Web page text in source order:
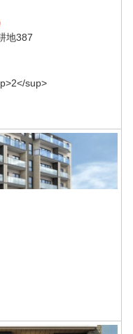
地387
sup>